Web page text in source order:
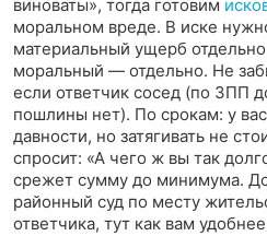
виноваты», тогда готовим
моральном вреде. В иске
материальный ущерб
моральный — отдельно. Не
если ответчик сосед (по ЗПП
пошлины нет). По срокам: у
давности, но затягивать не
спросит: «А чего ж вы так
срежет сумму до минимума.
районный суд по месту
ответчика, тут как вам